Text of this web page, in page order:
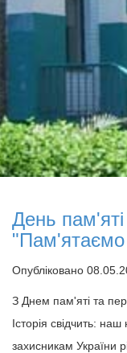
День
"Пам'ятаємо
Опубліковано
З Днем пам'яті та
Історія свідчить:
захисникам України